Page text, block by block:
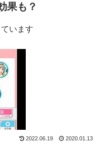
果も？
います
2022.06.19 2020.01.13